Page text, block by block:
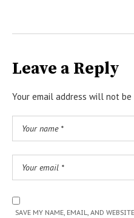
Leave a Reply
Your email address will not be
SAVE MY NAME, EMAIL, AND